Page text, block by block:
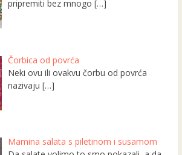
pripremiti bez mnogo[…]
Čorbica od povrća
Neki ovu ili ovakvu čorbu od povrća
nazivaju[…]
Mamina salata s piletinom i susamom